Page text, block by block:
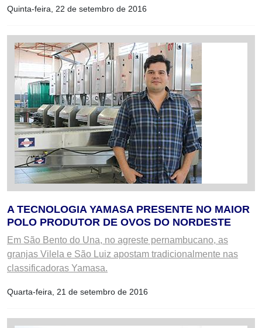
Quinta-feira, 22 de setembro de 2016
A TECNOLOGIA YAMASA PRESENTE NO MAIOR
POLO PRODUTOR DE OVOS DO NORDESTE
Em São Bento do Una, no agreste pernambucano, as
granjas Vilela e São Luiz apostam tradicionalmente nas
classificadoras Yamasa.
Quarta-feira, 21 de setembro de 2016